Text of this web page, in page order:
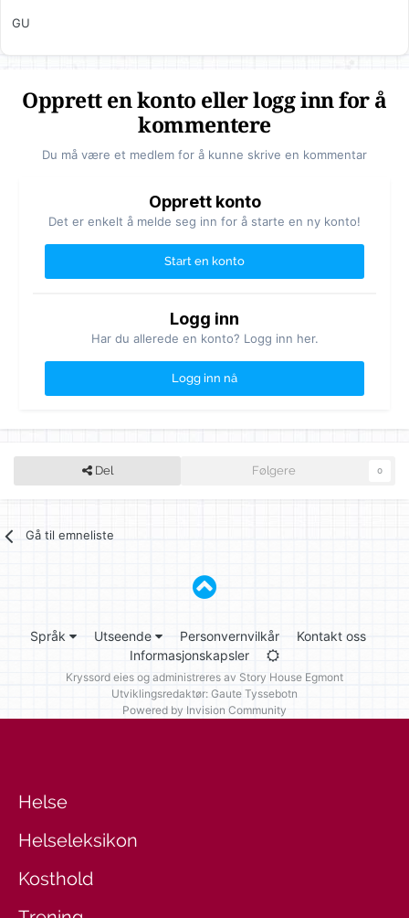
GU
Opprett en konto eller logg inn for å
kommentere
Du må være et medlem for å kunne skrive en kommentar
Opprett konto
Det er enkelt å melde seg inn for å starte en ny konto!
Start en konto
Logg inn
Har du allerede en konto? Logg inn her.
Logg inn nå
Del Følgere 0
Gå til emneliste
Språk Utseende Personvernvilkår
Kontakt oss
Informasjonskapsler
Kryssord eies og administreres av Story House Egmont
Utviklingsredaktør: Gaute Tyssebotn
Powered by Invision Community
Helse
Helseleksikon
Kosthold